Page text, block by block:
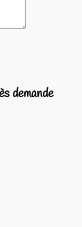
demande